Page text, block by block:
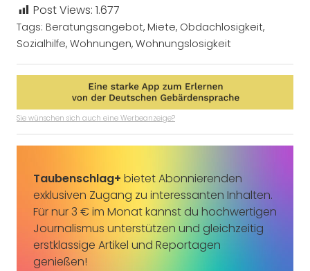
Post Views: 1.677
Tags: Beratungsangebot, Miete, Obdachlosigkeit,
Sozialhilfe, Wohnungen, Wohnungslosigkeit
Sie wünschen sich auch eine Werbeanzeige?
Taubenschlag+ bietet Abonnierenden
exklusiven Zugang zu interessanten Inhalten.
Für nur 3 € im Monat kannst du hochwertigen
Journalismus unterstützen und gleichzeitig
erstklassige Artikel und Reportagen
genießen!